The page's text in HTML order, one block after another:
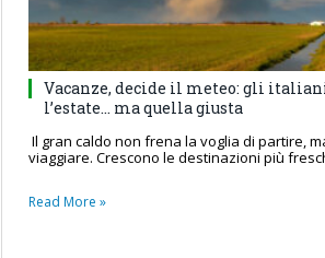
Vacanze, decide il meteo: gli
l’estate… ma quella giusta
Il gran caldo non frena la voglia di partire,
viaggiare. Crescono le destinazioni più
Read More »